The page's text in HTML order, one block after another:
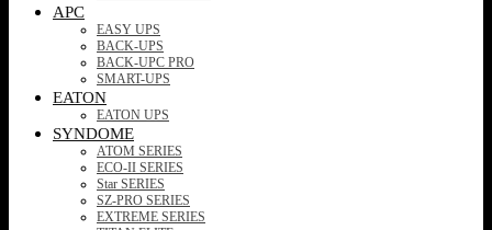
APC
EASY UPS
BACK-UPS
BACK-UPC PRO
SMART-UPS
EATON
EATON UPS
SYNDOME
ATOM SERIES
ECO-II SERIES
Star SERIES
SZ-PRO SERIES
EXTREME SERIES